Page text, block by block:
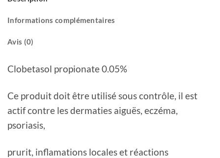
Informations complémentaires
Avis (0)
Clobetasol propionate 0.05%
Ce produit doit être utilisé sous contrôle, il est
actif contre les dermaties aiguës, eczéma,
psoriasis,
prurit, inflamations locales et réactions